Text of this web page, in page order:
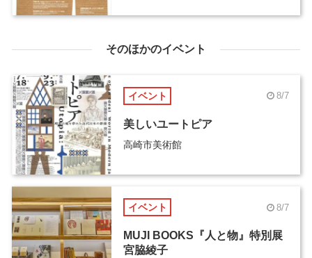
そのほかのイベント
イベント 8/7
美しいユートピア
高崎市美術館
イベント 8/7
MUJI BOOKS『人と物』特別展
宮脇綾子